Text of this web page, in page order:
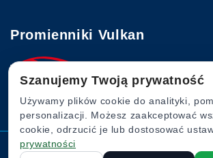
Promienniki Vulkan
www.vulkan.com.pl
Szanujemy Twoją prywatność
Używamy plików cookie do analityki,
personalizacji. Możesz zaakceptować
cookie, odrzucić je lub dostosować
prywatności